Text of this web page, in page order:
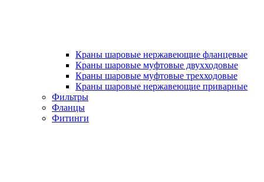
Краны шаровые нержавеющие фланцевые
Краны шаровые муфтовые двухходовые
Краны шаровые муфтовые трехходовые
Краны шаровые нержавеющие приварные
Фильтры
Фланцы
Фитинги